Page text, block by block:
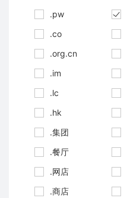
.pw
.co
.org.cn
.im
.lc
.hk
.集团
.餐厅
.网店
.商店